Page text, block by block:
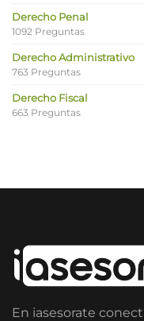
Derecho Penal
1092 Preguntas
Derecho Administrativo
763 Preguntas
Derecho Fiscal
663 Preguntas
En iasesorate